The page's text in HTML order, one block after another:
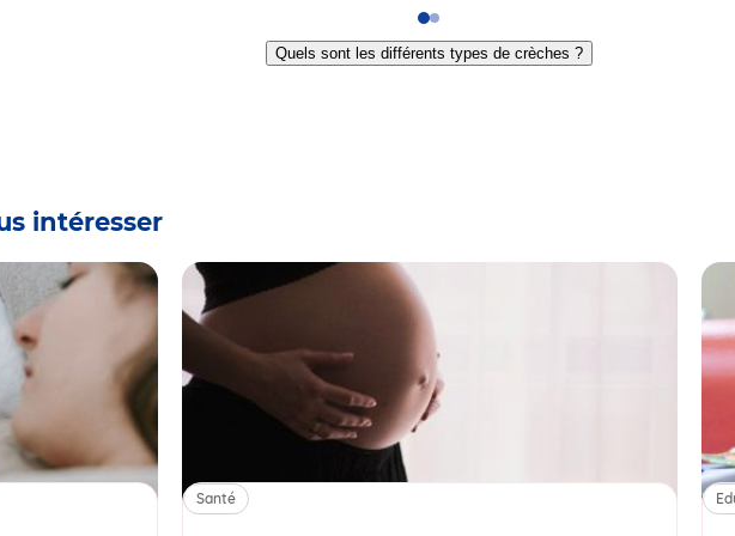
Go
to
slide
Go
to
slide
Quels sont les différents types de crèches ?
intéresser
Santé